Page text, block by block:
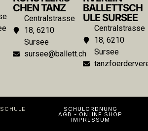
CHEN TANZ
Centralstrasse
18, 6210
Sursee
sursee@ballett.ch
BALLETTSCH
ULE SURSEE
Centralstrasse
18, 6210
Sursee
SCHULORDNUNG
AGB - ONLINE SHOP
IMPRESSUM